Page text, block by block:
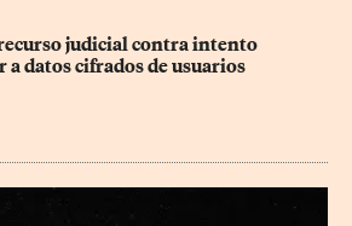
judicial contra intento
a datos cifrados de usuarios